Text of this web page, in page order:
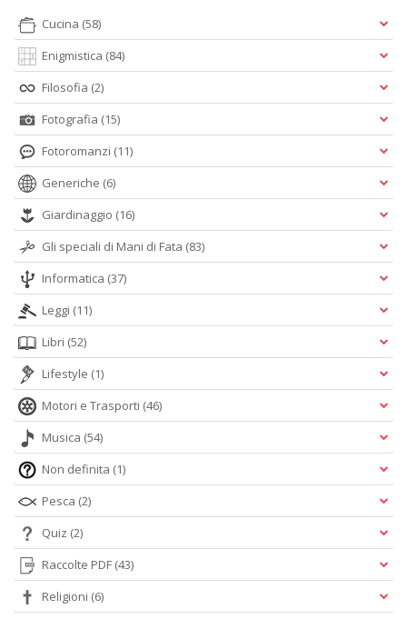
Cucina (58)
Enigmistica (84)
Filosofia (2)
Fotografia (15)
Fotoromanzi (11)
Generiche (6)
Giardinaggio (16)
Gli speciali di Mani di Fata (83)
Informatica (37)
Leggi (11)
Libri (52)
Lifestyle (1)
Motori e Trasporti (46)
Musica (54)
Non definita (1)
Pesca (2)
Quiz (2)
Raccolte PDF (43)
Religioni (6)